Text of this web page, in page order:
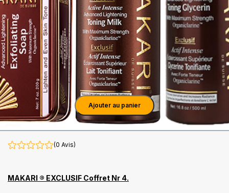
Ajouter au panier
(0 Avis)
MAKARI ® EXCLUSIF Coffret Nr 4.